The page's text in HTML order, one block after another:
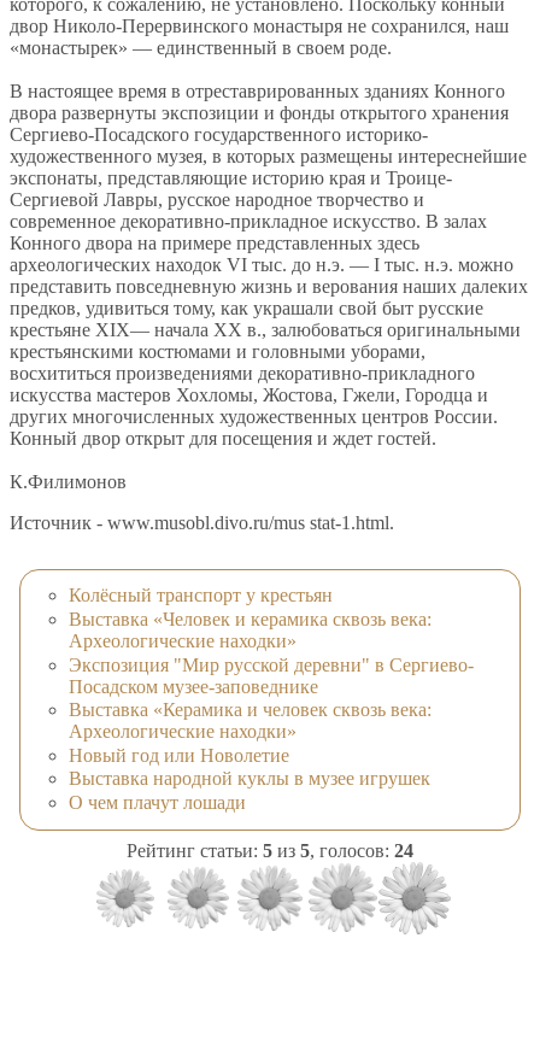
двор Николо-Перервинского монастыря не сохранился, наш
«монастырек» — единственный в своем роде.
В настоящее время в отреставрированных зданиях Конного
двора развернуты экспозиции и фонды открытого хранения
Сергиево-Посадского государственного историко-
художественного музея, в которых размещены интереснейшие
экспонаты, представляющие историю края и Троице-
Сергиевой Лавры, русское народное творчество и
современное декоративно-прикладное искусство. В залах
Конного двора на примере представленных здесь
археологических находок VI тыс. до н.э. — I тыс. н.э. можно
представить повседневную жизнь и верования наших далеких
предков, удивиться тому, как украшали свой быт русские
крестьяне XIX— начала XX в., залюбоваться оригинальными
крестьянскими костюмами и головными уборами,
восхититься произведениями декоративно-прикладного
искусства мастеров Хохломы, Жостова, Гжели, Городца и
других многочисленных художественных центров России.
Конный двор открыт для посещения и ждет гостей.
К.Филимонов
Источник - www.musobl.divo.ru/mus stat-1.html.
Колёсный транспорт у крестьян
Выставка «Человек и керамика сквозь века:
Археологические находки»
Экспозиция "Мир русской деревни" в Сергиево-
Посадском музее-заповеднике
Выставка «Керамика и человек сквозь века:
Археологические находки»
Новый год или Новолетие
Выставка народной куклы в музее игрушек
О чем плачут лошади
Рейтинг статьи: 5 из 5, голосов: 24